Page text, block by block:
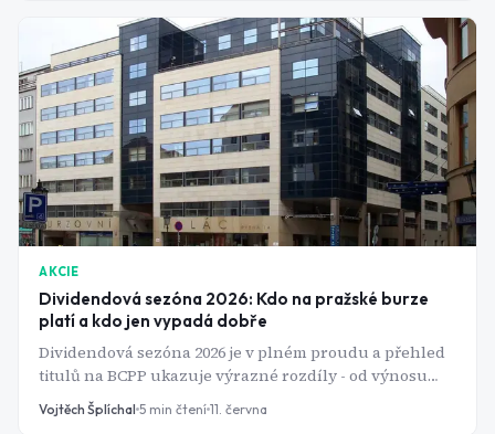
AKCIE
Dividendová sezóna 2026: Kdo na pražské burze
platí a kdo jen vypadá dobře
Dividendová sezóna 2026 je v plném proudu a přehled
titulů na BCPP ukazuje výrazné rozdíly - od výnosu
přes 8 % až po pouhých 0,6 %. Tady jsou čísla, která
rozhodují.
Vojtěch Šplíchal 5 min čtení 11. června